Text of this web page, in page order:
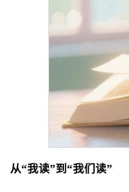
从“我读”到“我们读”